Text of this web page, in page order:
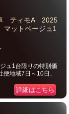
ティモA 2025
ットベージュ1
ュ1台限りの特別価
地域7日～10日、
詳細はこちら